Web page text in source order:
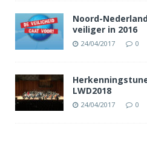
Noord-
veiliger in 2016
24/04/2017 0
LWD2018
24/04/2017 0